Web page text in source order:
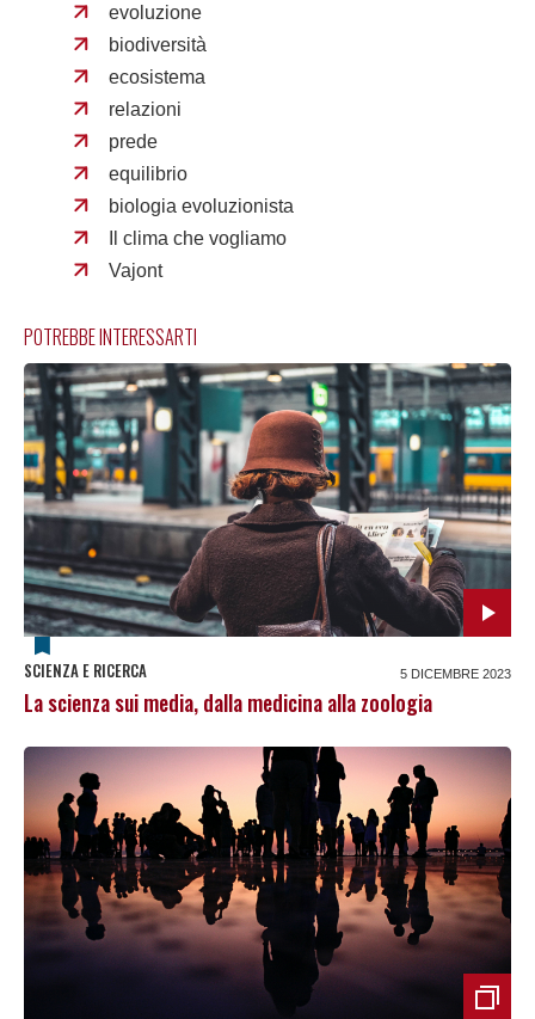
evoluzione
biodiversità
ecosistema
relazioni
prede
equilibrio
biologia evoluzionista
Il clima che vogliamo
Vajont
POTREBBE INTERESSARTI
SCIENZA E RICERCA 5 DICEMBRE 2023
La scienza sui media, dalla medicina alla zoologia